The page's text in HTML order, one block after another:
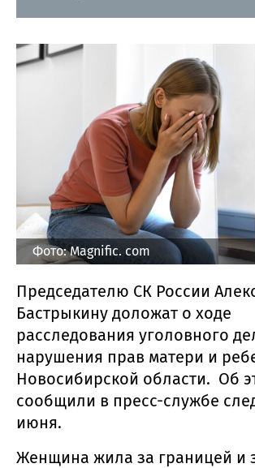
Фото: Magnific. com
Председателю СК России
Бастрыкину доложат о ходе
расследования уголовного
нарушения прав матери и
Новосибирской области. Об
сообщили в пресс-службе
июня.
Женщина жила за границей и